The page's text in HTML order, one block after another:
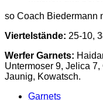
so Coach Biedermann
Viertelstände: 25-10,
Werfer Garnets:
Untermoser 9, Jelica
Jaunig, Kowatsch.
Garnets